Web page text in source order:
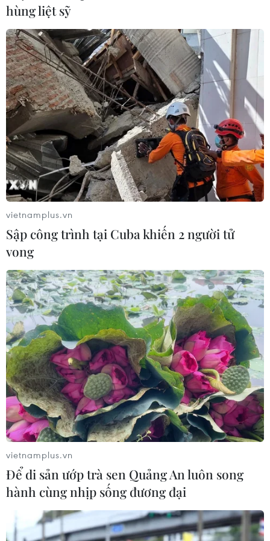
Dự án cao tốc Châu Đốc-
Cần Thơ-Sóc Trăng thiếu
nguồn vật liệu thi công
06/08/2026 02:33
Sắp thu phí thêm 5 dự án
thành phần cao tốc đoạn
từ Quảng Ngãi-Nha Trang
06/08/2026 02:27
Hà Tĩnh nguy cơ sạt lở trên
nhiều tuyến giao thông
trước mùa mưa bão
06/08/2026 02:23
Xe tải cẩu tông sập cầu Đắk
Lung tại Đồng Nai, hai
người thoát nạn
06/08/2026 01:54
Nhiều chuyến bay tại Đức
chuyển hướng do vật thể
05/08/2026 10:54
Thành phố Hồ Chí Minh:
Hàng chục cột điện án ngữ
hùng liệt sỹ
vietnamplus.vn
Sập công trình tại Cuba khiến 2 người tử
vong
vietnamplus.vn
Để di sản ướp trà sen Quảng An luôn song
hành cùng nhịp sống đương đại